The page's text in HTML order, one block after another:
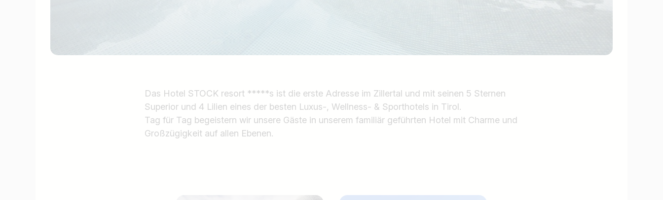
Das Hotel STOCK resort *****s ist die erste Adresse im Zillertal und mit seinen 5 Sternen
Superior und 4 Lilien eines der besten Luxus-, Wellness- & Sporthotels in Tirol.
Tag für Tag begeistern wir unsere Gäste in unserem familiär geführten Hotel mit Charme und
Großzügigkeit auf allen Ebenen.